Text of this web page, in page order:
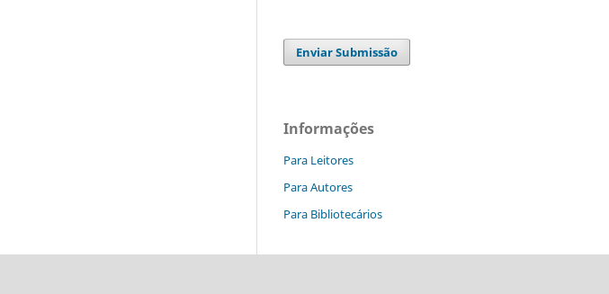
Enviar Submissão
Informações
Para Leitores
Para Autores
Para Bibliotecários